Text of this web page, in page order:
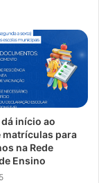
início ao
matrículas para
na Rede
Ensino